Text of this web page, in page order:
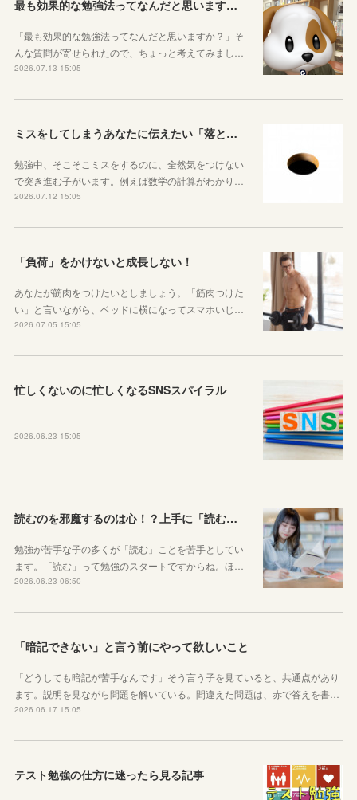
最も効果的な勉強法ってなんだと思いますか？
「最も効果的な勉強法ってなんだと思いますか？」そ
んな質問が寄せられたので、ちょっと考えてみまし…
2026.07.13 15:05
ミスをしてしまうあなたに伝えたい「落とし穴がある道は早歩きしない」ということ
勉強中、そこそこミスをするのに、全然気をつけない
で突き進む子がいます。例えば数学の計算がわかり…
2026.07.12 15:05
「負荷」をかけないと成長しない！
あなたが筋肉をつけたいとしましょう。「筋肉つけた
い」と言いながら、ベッドに横になってスマホいじ…
2026.07.05 15:05
忙しくないのに忙しくなるSNSスパイラル
2026.06.23 15:05
読むのを邪魔するのは心！？上手に「読む」ための気持ちの対処法
勉強が苦手な子の多くが「読む」ことを苦手としてい
ます。「読む」って勉強のスタートですからね。ほ…
2026.06.23 06:50
「暗記できない」と言う前にやって欲しいこと
「どうしても暗記が苦手なんです」そう言う子を見ていると、共通点があり
ます。説明を見ながら問題を解いている。間違えた問題は、赤で答えを書…
2026.06.17 15:05
テスト勉強の仕方に迷ったら見る記事